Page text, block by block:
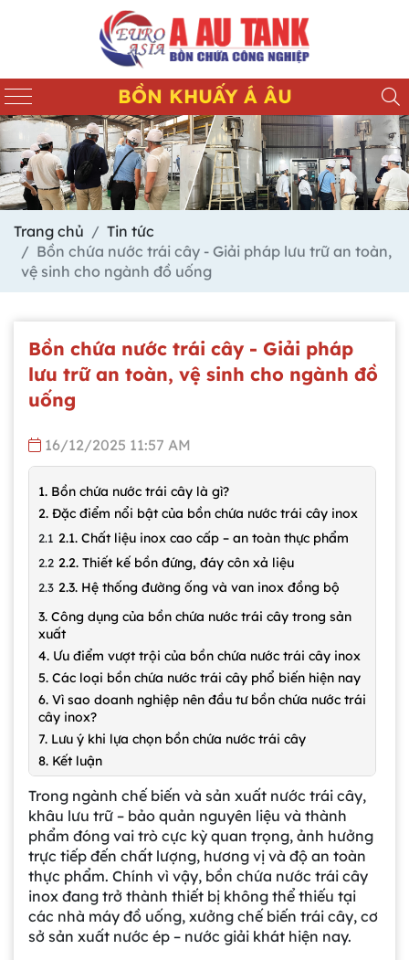
BỒN KHUẤY Á ÂU
Trang chủ
Tin tức
Bồn chứa nước trái cây - Giải pháp lưu trữ an toàn,
vệ sinh cho ngành đồ uống
Bồn chứa nước trái cây - Giải pháp
lưu trữ an toàn, vệ sinh cho ngành đồ
uống
16/12/2025 11:57 AM
1. Bồn chứa nước trái cây là gì?
2. Đặc điểm nổi bật của bồn chứa nước trái cây inox
2.1. Chất liệu inox cao cấp – an toàn thực phẩm
2.2. Thiết kế bồn đứng, đáy côn xả liệu
2.3. Hệ thống đường ống và van inox đồng bộ
3. Công dụng của bồn chứa nước trái cây trong sản
xuất
4. Ưu điểm vượt trội của bồn chứa nước trái cây inox
5. Các loại bồn chứa nước trái cây phổ biến hiện nay
6. Vì sao doanh nghiệp nên đầu tư bồn chứa nước trái
cây inox?
7. Lưu ý khi lựa chọn bồn chứa nước trái cây
8. Kết luận
Trong ngành chế biến và sản xuất nước trái cây,
khâu lưu trữ – bảo quản nguyên liệu và thành
phẩm đóng vai trò cực kỳ quan trọng, ảnh hưởng
trực tiếp đến chất lượng, hương vị và độ an toàn
thực phẩm. Chính vì vậy, bồn chứa nước trái cây
inox đang trở thành thiết bị không thể thiếu tại
các nhà máy đồ uống, xưởng chế biến trái cây, cơ
sở sản xuất nước ép – nước giải khát hiện nay.